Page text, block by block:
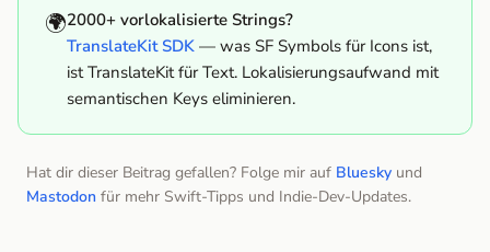
🌍2000+ vorlokalisierte Strings?
TranslateKit SDK — was SF Symbols für Icons ist,
ist TranslateKit für Text. Lokalisierungsaufwand mit
semantischen Keys eliminieren.
Hat dir dieser Beitrag gefallen? Folge mir auf Bluesky und
Mastodon für mehr Swift-Tipps und Indie-Dev-Updates.